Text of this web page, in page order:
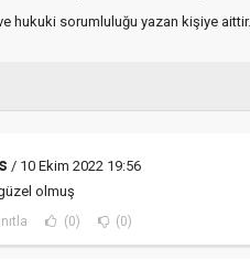
hukuki sorumluluğu yazan kişiye
/ 10 Ekim 2022 19:56
olmuş
(0) (0)